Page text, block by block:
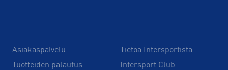
Asiakaspalvelu
Tuotteiden palautus
Tietoa Intersportista
Intersport Club